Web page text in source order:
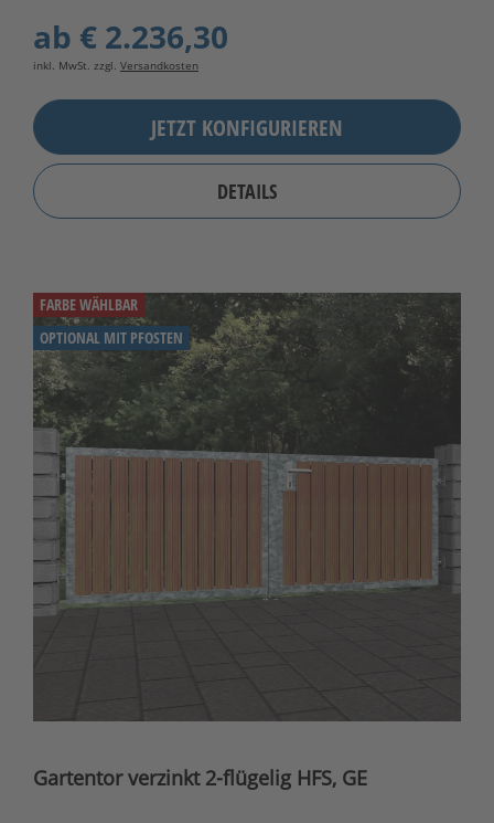
ab € 2.236,30
inkl. MwSt. zzgl. Versandkosten
JETZT KONFIGURIEREN
DETAILS
FARBE WÄHLBAR
OPTIONAL MIT PFOSTEN
Gartentor verzinkt 2-flügelig HFS, GE